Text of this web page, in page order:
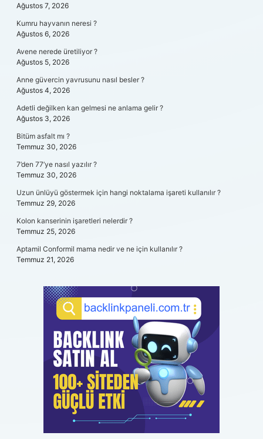
Ağustos 7, 2026
Kumru hayvanın neresi ?
Ağustos 6, 2026
Avene nerede üretiliyor ?
Ağustos 5, 2026
Anne güvercin yavrusunu nasıl besler ?
Ağustos 4, 2026
Adetli değilken kan gelmesi ne anlama gelir ?
Ağustos 3, 2026
Bitüm asfalt mı ?
Temmuz 30, 2026
7’den 77’ye nasıl yazılır ?
Temmuz 30, 2026
Uzun ünlüyü göstermek için hangi noktalama işareti kullanılır ?
Temmuz 29, 2026
Kolon kanserinin işaretleri nelerdir ?
Temmuz 25, 2026
Aptamil Conformil mama nedir ve ne için kullanılır ?
Temmuz 21, 2026